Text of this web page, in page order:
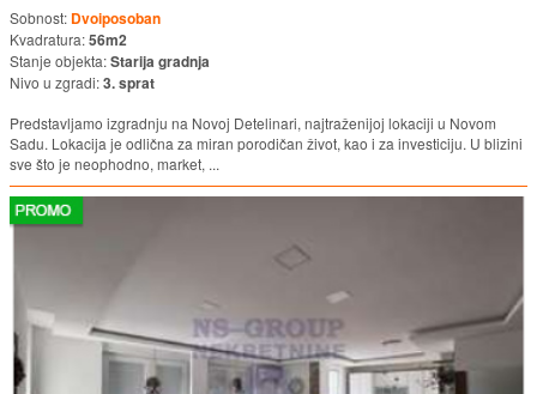
Sobnost: Dvoiposoban
Kvadratura:56m2
Stanje objekta:Starija gradnja
Nivo u zgradi:3. sprat
Predstavljamo izgradnju na Novoj Detelinari, najtraženijoj lokaciji u Novom
Sadu. Lokacija je odlična za miran porodičan život, kao i za investiciju. U blizini
sve što je neophodno, market, ...